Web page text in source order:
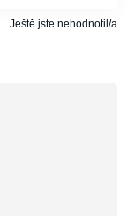
Ještě jste nehodnotil/a